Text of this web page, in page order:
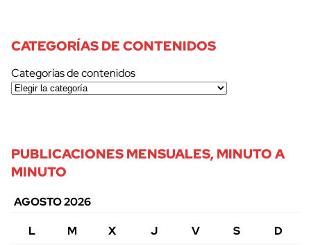
CATEGORÍAS DE CONTENIDOS
Categorías de contenidos
PUBLICACIONES MENSUALES, MINUTO A
MINUTO
AGOSTO 2026
L
M X J V S D